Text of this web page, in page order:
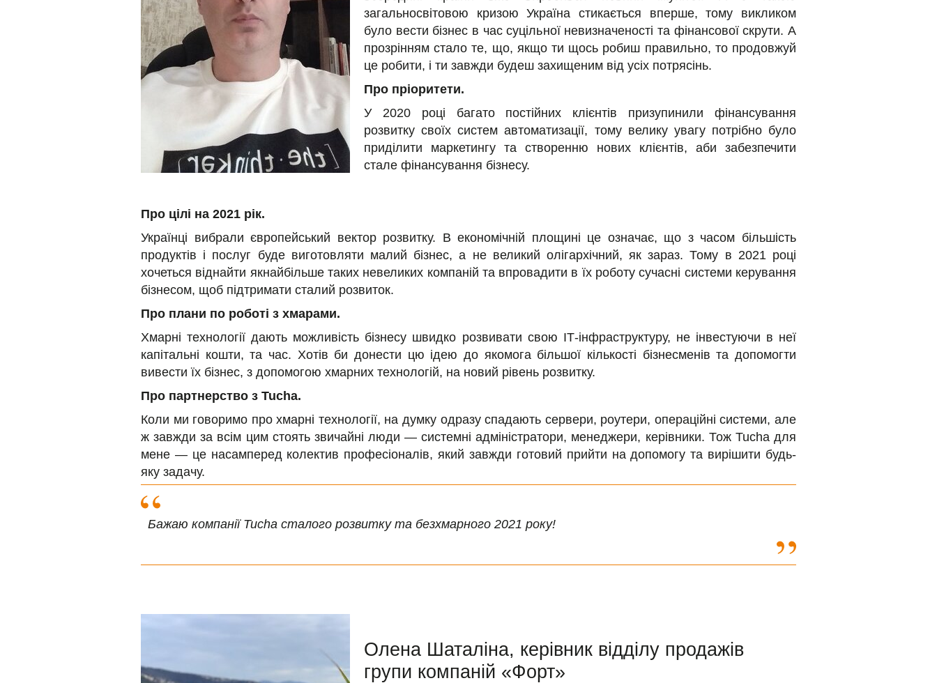
загальносвітовою кризою Україна стикається вперше, тому викликом
було вести бізнес в час суцільної невизначеності та фінансової скрути. А
прозрінням стало те, що, якщо ти щось робиш правильно, то продовжуй
це робити, і ти завжди будеш захищеним від усіх потрясінь.
Про пріоритети.
У 2020 році багато постійних клієнтів призупинили фінансування
розвитку своїх систем автоматизації, тому велику увагу потрібно було
приділити маркетингу та створенню нових клієнтів, аби забезпечити
стале фінансування бізнесу.
Про цілі на 2021 рік.
Українці вибрали європейський вектор розвитку. В економічній площині це означає, що з часом більшість
продуктів і послуг буде виготовляти малий бізнес, а не великий олігархічний, як зараз. Тому в 2021 році
хочеться віднайти якнайбільше таких невеликих компаній та впровадити в їх роботу сучасні системи керування
бізнесом, щоб підтримати сталий розвиток.
Про плани по роботі з хмарами.
Хмарні технології дають можливість бізнесу швидко розвивати свою ІТ-інфраструктуру, не інвестуючи в неї
капітальні кошти, та час. Хотів би донести цю ідею до якомога більшої кількості бізнесменів та допомогти
вивести їх бізнес, з допомогою хмарних технологій, на новий рівень розвитку.
Про партнерство з Tucha.
Коли ми говоримо про хмарні технології, на думку одразу спадають сервери, роутери, операційні системи, але
ж завжди за всім цим стоять звичайні люди — системні адміністратори, менеджери, керівники. Тож Tucha для
мене — це насамперед колектив професіоналів, який завжди готовий прийти на допомогу та вирішити будь-
яку задачу.
Бажаю компанії Tucha сталого розвитку та безхмарного 2021 року!
Олена Шаталіна, керівник відділу продажів
групи компаній «Форт»